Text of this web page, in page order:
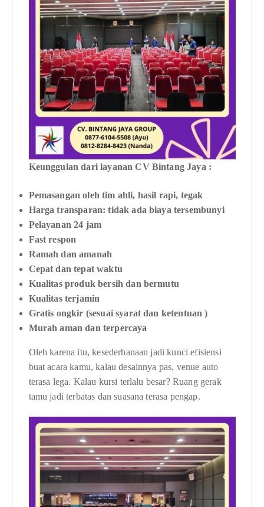
Keunggulan dari layanan CV Bintang Jaya :
Pemasangan oleh tim ahli, hasil rapi, tegak
Harga transparan: tidak ada biaya tersembunyi
Pelayanan 24 jam
Fast respon
Ramah dan amanah
Cepat dan tepat waktu
Kualitas produk bersih dan bermutu
Kualitas terjamin
Gratis ongkir (sesuai syarat dan ketentuan )
Murah aman dan terpercaya
Oleh karena itu, kesederhanaan jadi kunci efisiensi
buat acara kamu, kalau desainnya pas, venue auto
terasa lega. Kalau kursi terlalu besar? Ruang gerak
tamu jadi terbatas dan suasana terasa pengap.